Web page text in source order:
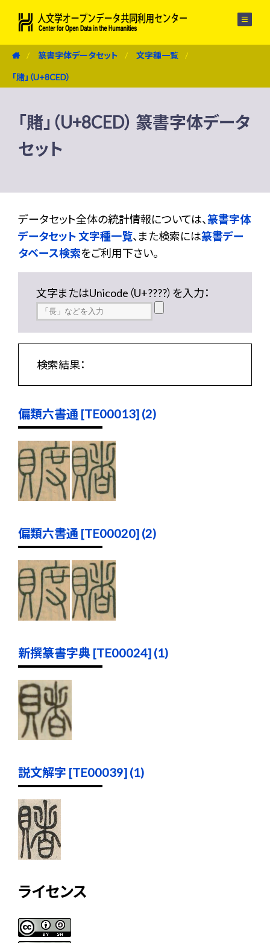
篆書字体データセット 文字種一覧
「賭」（U+8CED）
「賭」（U+8CED） 篆書字体データ
セット
データセット全体の統計情報については、篆書字体
データセット 文字種一覧、また検索には篆書デー
タベース検索をご利用下さい。
文字またはUnicode（U+????）を入力：
検索結果：
偏類六書通 [TE00013] (2)
偏類六書通 [TE00020] (2)
新撰篆書字典 [TE00024] (1)
説文解字 [TE00039] (1)
ライセンス